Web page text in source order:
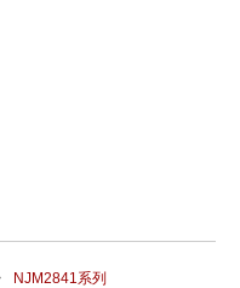
NJM2841系列